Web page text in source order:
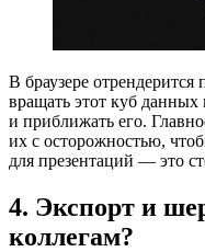
В браузере
вращать этот куб
и приближать его.
их с осторожностью,
для презентаций — это
4. Экспорт и
коллегам?